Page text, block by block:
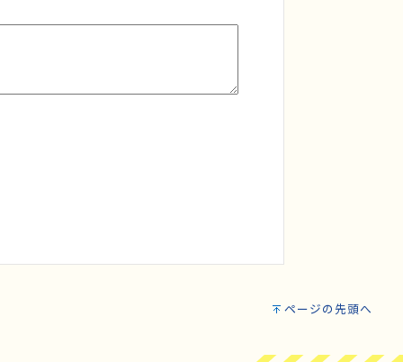
ページの先頭へ